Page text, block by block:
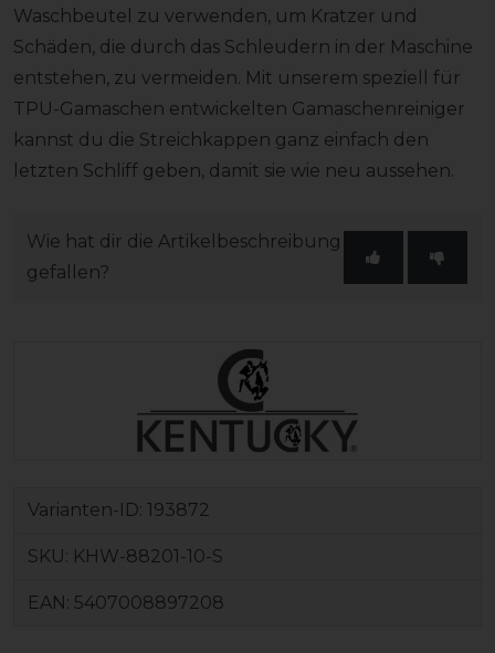
Waschbeutel zu verwenden, um Kratzer und
Schäden, die durch das Schleudern in der Maschine
entstehen, zu vermeiden. Mit unserem speziell für
TPU-Gamaschen entwickelten Gamaschenreiniger
kannst du die Streichkappen ganz einfach den
letzten Schliff geben, damit sie wie neu aussehen.
Wie hat dir die Artikelbeschreibung
gefallen?
Varianten-ID: 193872
SKU: KHW-88201-10-S
EAN: 5407008897208